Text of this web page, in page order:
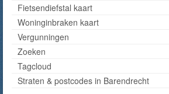
Fietsendiefstal kaart
Woninginbraken kaart
Vergunningen
Zoeken
Tagcloud
Straten & postcodes in Barendrecht